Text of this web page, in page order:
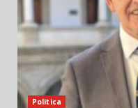
Politica